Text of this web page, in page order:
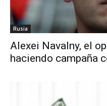
Rusia
Alexei Navalny, el
haciendo campaña